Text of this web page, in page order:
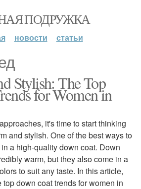
ПОДРУЖКА
новости статьи
Stylish: The Top
for Women in
it's time to start thinking
and stylish. One of the best ways to
a high-quality down coat. Down
warm, but they also come in a
to suit any taste. In this article,
down coat trends for women in